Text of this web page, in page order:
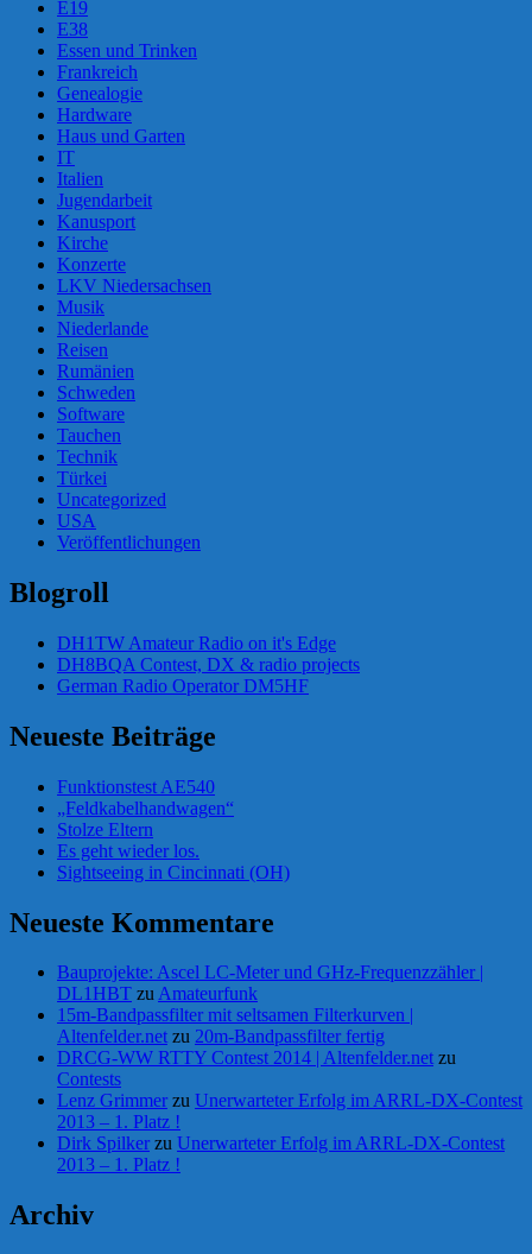
E19
E38
Essen und Trinken
Frankreich
Genealogie
Hardware
Haus und Garten
IT
Italien
Jugendarbeit
Kanusport
Kirche
Konzerte
LKV Niedersachsen
Musik
Niederlande
Reisen
Rumänien
Schweden
Software
Tauchen
Technik
Türkei
Uncategorized
USA
Veröffentlichungen
Blogroll
DH1TW Amateur Radio on it's Edge
DH8BQA Contest, DX & radio projects
German Radio Operator DM5HF
Neueste Beiträge
Funktionstest AE540
„Feldkabelhandwagen“
Stolze Eltern
Es geht wieder los.
Sightseeing in Cincinnati (OH)
Neueste Kommentare
Bauprojekte: Ascel LC-Meter und GHz-Frequenzzähler |
DL1HBT zuAmateurfunk
15m-Bandpassfilter mit seltsamen Filterkurven |
Altenfelder.net zu 20m-Bandpassfilter fertig
DRCG-WW RTTY Contest 2014 | Altenfelder.net zu
Contests
Lenz Grimmer zu Unerwarteter Erfolg im ARRL-DX-Contest
2013 – 1. Platz !
Dirk Spilker zu Unerwarteter Erfolg im ARRL-DX-Contest
2013 – 1. Platz !
Archiv